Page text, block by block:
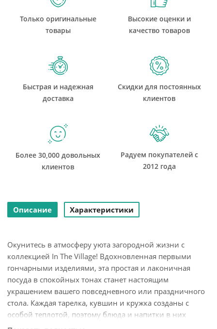
Только оригинальные
товары
Высокие оценки и
качество товаров
Быстрая и надежная
доставка
Скидки для постоянных
клиентов
Более 30,000 довольных
клиентов
Радуем покупателей с
2012 года
Описание Характеристики
Окунитесь в атмосферу уюта загородной жизни с
коллекцией In The Village! Вдохновленная первыми
гончарными изделиями, эта простая и лаконичная
посуда в спокойных тонах станет настоящим
украшением вашего повседневного или праздничного
стола. Каждая тарелка, кувшин и кружка созданы с
особой теплотой, поэтому блюда и напитки в них
выглядят намного привлекательнее и аппетитнее.